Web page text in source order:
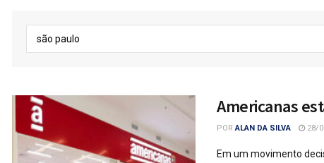
Americanas
POR ALAN DA SILVA 28/
Em um movimento